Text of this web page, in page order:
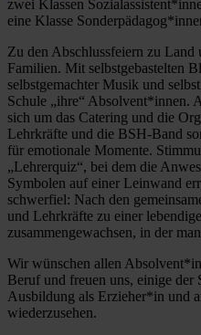
zwei Klassen
eine Klasse
Zu den Abschlussfeiern zu Land
Familien. Mit selbstgebastelten
selbstgemachter Musik und
Schule „ihre“ Absolvent*innen.
sich um das Catering und die
Lehrkräfte und die BSH-Band
für emotionale Momente.
„Lehrerquiz“, bei dem die
Symbolen auf einer Leinwand
schwerfiel: Nach den
und Lehrkräfte zu einer
zusammengewachsen, in der
Wir wünschen allen
Beruf und freuen uns, einige der
Ausbildung als Erzieher*in und
wiederzusehen.